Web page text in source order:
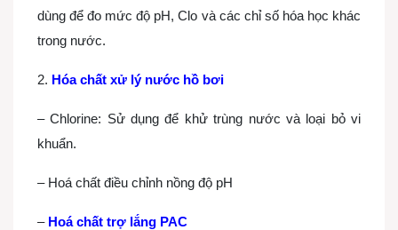
dùng để đo mức độ pH, Clo và các chỉ số hóa học khác
trong nước.
2. Hóa chất xử lý nước hồ bơi
– Chlorine: Sử dụng để khử trùng nước và loại bỏ vi
khuẩn.
– Hoá chất điều chỉnh nồng độ pH
– Hoá chất trợ lắng PAC